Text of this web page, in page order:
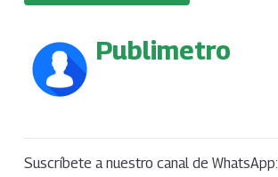
Publimetro
Suscríbete a nuestro canal de WhatsApp: